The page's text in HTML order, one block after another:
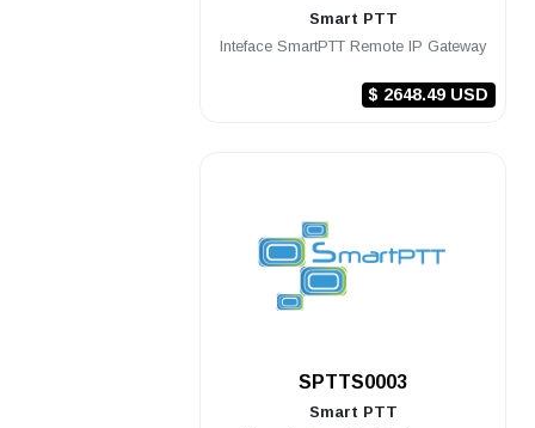
Smart PTT
Inteface SmartPTT Remote IP Gateway
$ 2648.49 USD
SPTTS0003
Smart PTT